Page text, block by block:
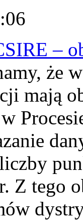
–
że
mają
Z tego